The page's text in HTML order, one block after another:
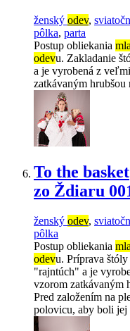
ženský odev,
pôlka, parta
Postup obliekania
odevu. Zakladanie
a je vyrobená z
zatkávaným
To the basket
zo Ždiaru
ženský odev,
pôlka
Postup obliekania
odevu. Príprava štóly
"rajntúch" a je
vzorom zatkávaným
Pred založením na
polovicu, aby boli jej